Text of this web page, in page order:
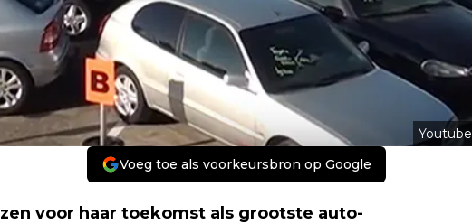
Youtube
Voeg toe als voorkeursbron op Google
voor haar toekomst als grootste auto-